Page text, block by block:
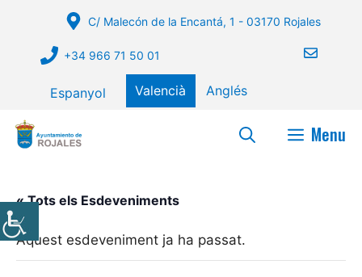
contingut
C/ Malecón de la Encantá, 1 - 03170 Rojales
+34 966 71 50 01
Espanyol Valencià Anglés
Menu
« Tots els Esdeveniments
Aquest esdeveniment ja ha passat.